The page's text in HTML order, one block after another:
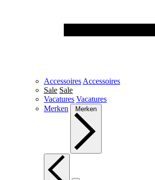
Accessoires Accessoires
Sale Sale
Vacatures Vacatures
Merken
Merken